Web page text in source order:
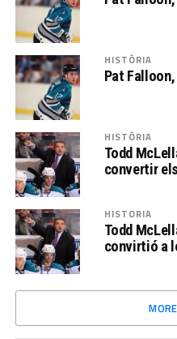
HISTÒRIA
Pat Falloon,
HISTÒRIA
Todd
convertir
HISTORIA
Todd
convirtió a